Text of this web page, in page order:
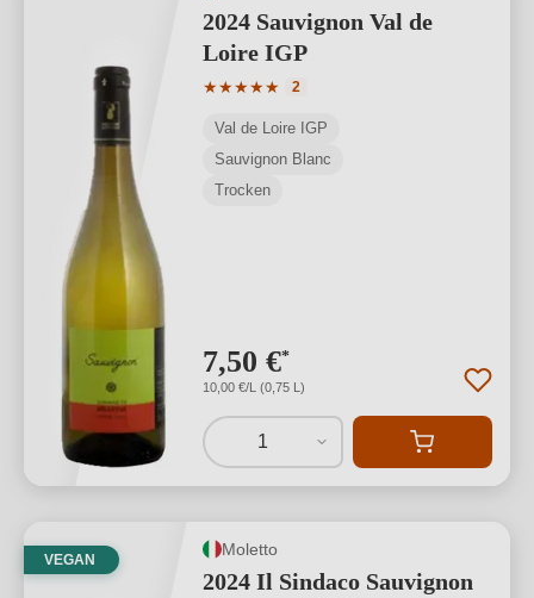
2024 Sauvignon Val de
Loire IGP
★★★★★
Durchschnittliche Bewertung von 5
2
Val de Loire IGP
Sauvignon Blanc
Trocken
7,50 €*
10,00 €/L (0,75 L)
1
VEGAN
Moletto
2024 Il Sindaco Sauvignon